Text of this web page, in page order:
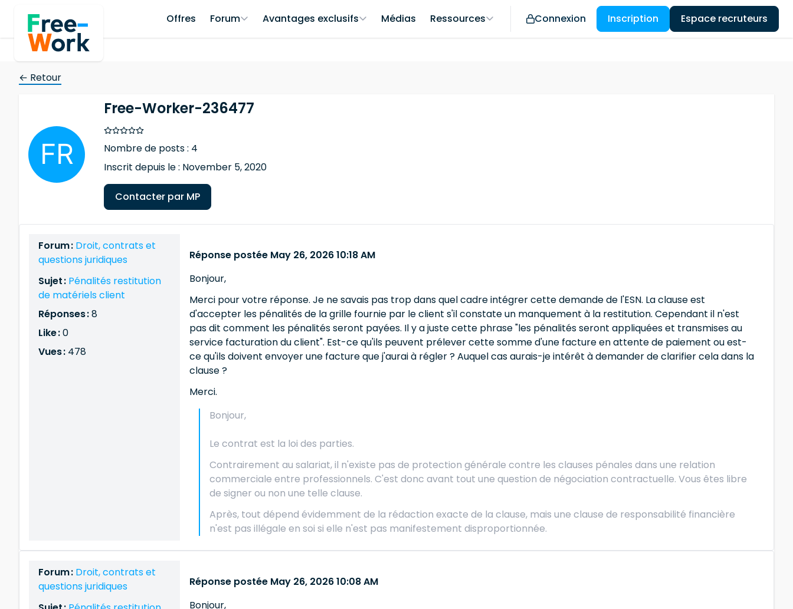
Offres Forum Avantages exclusifs Médias Ressources Connexion Inscription Espace recruteurs
← Retour
Free-Worker-236477
Nombre de posts : 4
Inscrit depuis le : November 5, 2020
Contacter par MP
Forum : Droit, contrats et
questions juridiques
Sujet : Pénalités restitution
de matériels client
Réponses :8
Like :0
Vues : 478
Réponse postée May 26, 2026 10:18 AM
Bonjour,
Merci pour votre réponse. Je ne savais pas trop dans quel cadre intégrer cette demande de l'ESN. La clause est
d'accepter les pénalités de la grille fournie par le client s'il constate un manquement à la restitution. Cependant il n'est
pas dit comment les pénalités seront payées. Il y a juste cette phrase "les pénalités seront appliquées et transmises au
service facturation du client". Est-ce qu'ils peuvent prélever cette somme d'une facture en attente de paiement ou est-
ce qu'ils doivent envoyer une facture que j'aurai à régler ? Auquel cas aurais-je intérêt à demander de clarifier cela dans la
clause ?
Merci.
Bonjour,
Le contrat est la loi des parties.
Contrairement au salariat, il n'existe pas de protection générale contre les clauses pénales dans une relation
commerciale entre professionnels. C'est donc avant tout une question de négociation contractuelle. Vous êtes libre
de signer ou non une telle clause.
Après, tout dépend évidemment de la rédaction exacte de la clause, mais une clause de responsabilité financière
n'est pas illégale en soi si elle n'est pas manifestement disproportionnée.
Forum : Droit, contrats et
questions juridiques
Réponse postée May 26, 2026 10:08 AM
Bonjour,